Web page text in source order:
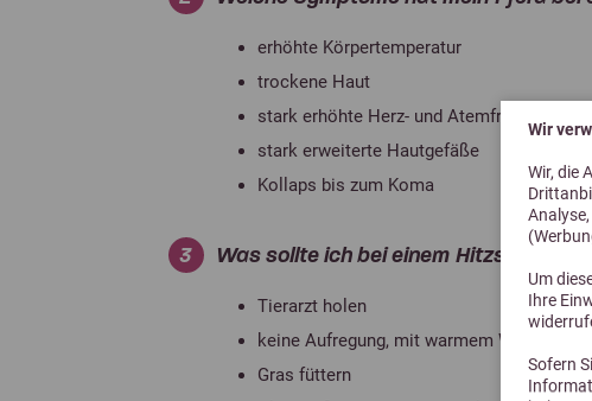
Wir
Wir, die
Um
Ihre
Sofern
erhöhte Körpertemperatur
trockene Haut
stark erhöhte Herz- und Atemfrequenz
stark erweiterte Hautgefäße
Kollaps bis zum Koma
3 Was sollte ich bei einem Hitzschlag bei
Tierarzt holen
keine Aufregung, mit warmem Wasser in
Gras füttern